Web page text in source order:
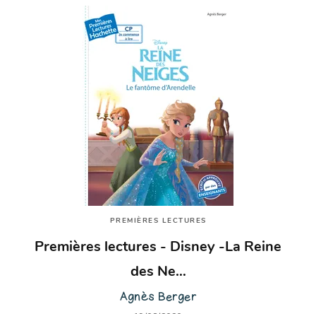
PREMIÈRES LECTURES
Premières lectures - Disney -La Reine
des Ne…
Agnès Berger